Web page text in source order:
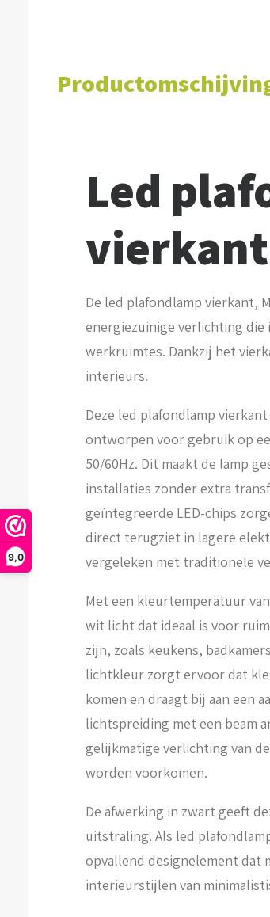
9,0
Led
vierkant
De led plafondlamp vierkant,
energiezuinige verlichting die
werkruimtes. Dankzij het
interieurs.
Deze led plafondlamp
ontworpen voor gebruik op
50/60Hz. Dit maakt de lamp
installaties zonder extra
geïntegreerde LED-chips
direct terugziet in lagere
vergeleken met traditionele
Met een kleurtemperatuur
wit licht dat ideaal is voor
zijn, zoals keukens,
lichtkleur zorgt ervoor dat
komen en draagt bij aan een
lichtspreiding met een beam
gelijkmatige verlichting van
worden voorkomen.
De afwerking in zwart geeft
uitstraling. Als led
opvallend designelement dat
interieurstijlen van